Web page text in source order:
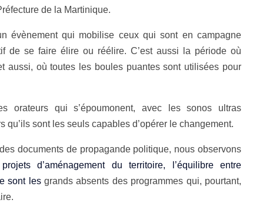
de la Martinique.
évènement qui mobilise ceux qui sont en campagne
de se faire élire ou réélire. C’est aussi la période où
aussi, où toutes les boules puantes sont utilisées pour
orateurs qui s’époumonent, avec les sonos ultras
qu’ils sont les seuls capables d’opérer le changement.
documents de propagande politique, nous observons
d’aménagement du territoire, l’équilibre entre
sont lesgrands absents des programmes qui, pourtant,